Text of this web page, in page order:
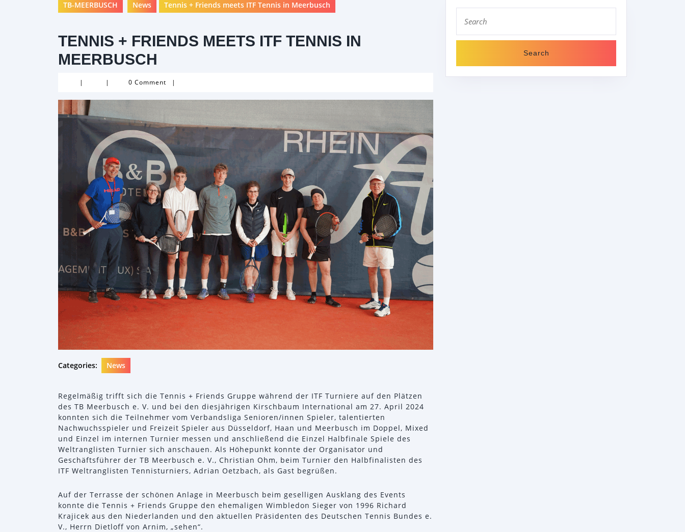
TB-MEERBUSCH News Tennis + Friends meets ITF Tennis in Meerbusch
TENNIS + FRIENDS MEETS ITF TENNIS IN
MEERBUSCH
| | 0 Comment |
Categories: News
Regelmäßig trifft sich die Tennis + Friends Gruppe während der ITF Turniere auf den Plätzen
des TB Meerbusch e. V. und bei den diesjährigen Kirschbaum International am 27. April 2024
konnten sich die Teilnehmer vom Verbandsliga Senioren/innen Spieler, talentierten
Nachwuchsspieler und Freizeit Spieler aus Düsseldorf, Haan und Meerbusch im Doppel, Mixed
und Einzel im internen Turnier messen und anschließend die Einzel Halbfinale Spiele des
Weltranglisten Turnier sich anschauen. Als Höhepunkt konnte der Organisator und
Geschäftsführer der TB Meerbusch e. V., Christian Ohm, beim Turnier den Halbfinalisten des
ITF Weltranglisten Tennisturniers, Adrian Oetzbach, als Gast begrüßen.
Auf der Terrasse der schönen Anlage in Meerbusch beim geselligen Ausklang des Events
konnte die Tennis + Friends Gruppe den ehemaligen Wimbledon Sieger von 1996 Richard
Krajicek aus den Niederlanden und den aktuellen Präsidenten des Deutschen Tennis Bundes e.
V., Herrn Dietloff von Arnim, „sehen“.
for: